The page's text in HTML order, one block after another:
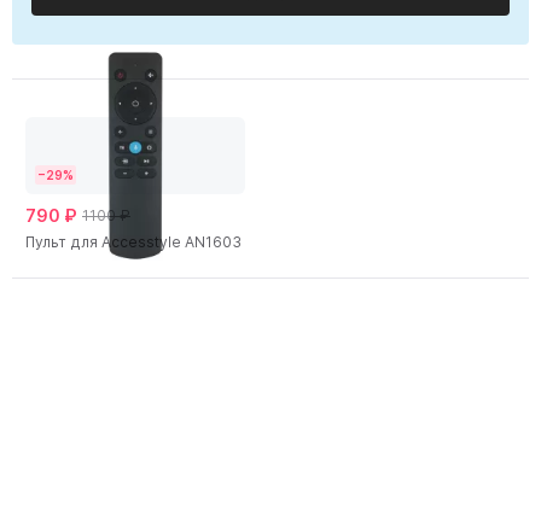
−29%
790 ₽ 1100 ₽
Пульт для Accesstyle AN1603